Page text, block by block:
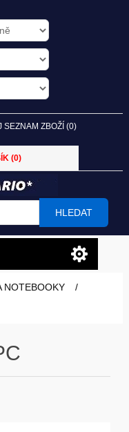
SEZNAM ZBOŽÍ (0)
(0)
HLEDAT
NOTEBOOKY
/